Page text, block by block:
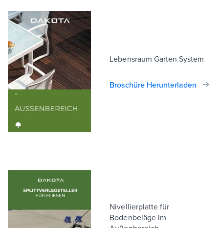
Lebensraum Garten System
Broschüre Herunterladen
Nivellierplatte für
Bodenbeläge im